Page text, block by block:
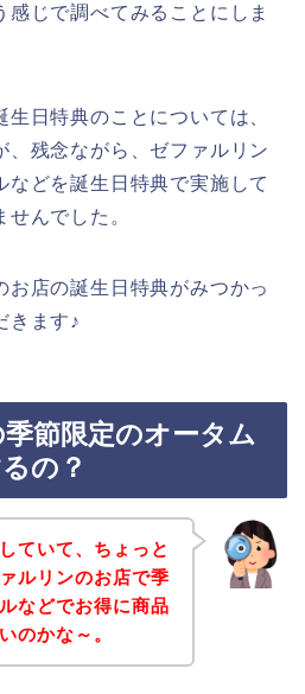
感じで調べてみることにしま
日特典のことについては、
、残念ながら、ゼファルリン
などを誕生日特典で実施して
んでした。
お店の誕生日特典がみつかっ
きます♪
節限定のオータム
の？
ていて、ちょっと
ルリンのお店で季
などでお得に商品
のかな～。